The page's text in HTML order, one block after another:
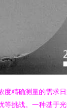
度精确测量的需求
等挑战。一种基于